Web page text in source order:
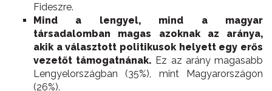
Fideszre.
Mind a lengyel, mind a magyar
társadalomban magas azoknak az aránya,
akik a választott politikusok helyett egy erős
vezetőt támogatnának. Ez az arány magasabb
Lengyelországban (35%), mint Magyarországon
(26%).